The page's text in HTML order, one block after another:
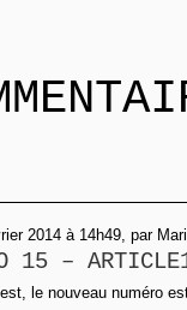
2014 à 14h49, par
15 –
le nouveau numéro